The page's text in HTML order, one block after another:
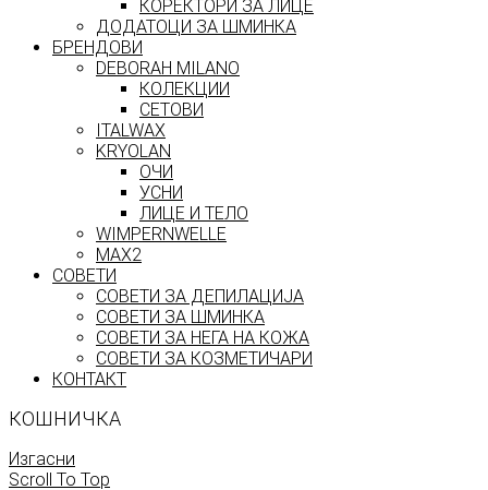
КОРЕКТОРИ ЗА ЛИЦЕ
ДОДАТОЦИ ЗА ШМИНКА
БРЕНДОВИ
DEBORAH MILANO
КОЛЕКЦИИ
СЕТОВИ
ITALWAX
KRYOLAN
ОЧИ
УСНИ
ЛИЦЕ И ТЕЛО
WIMPERNWELLE
MAX2
СОВЕТИ
СОВЕТИ ЗА ДЕПИЛАЦИЈА
СОВЕТИ ЗА ШМИНКА
СОВЕТИ ЗА НЕГА НА КОЖА
СОВЕТИ ЗА КОЗМЕТИЧАРИ
КОНТАКТ
КОШНИЧКА
Изгасни
Scroll To Top